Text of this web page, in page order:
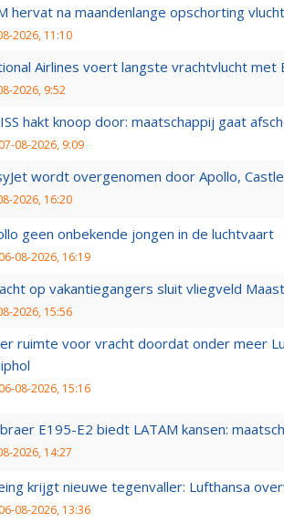
hervat na maandenlange opschorting
2026, 11:10
Airlines voert langste vrachtvlucht met
2026, 9:52
hakt knoop door: maatschappij gaat
07-08-2026, 9:09
wordt overgenomen door Apollo,
2026, 16:20
geen onbekende jongen in de luchtvaart
06-08-2026, 16:19
op vakantiegangers sluit vliegveld
2026, 15:56
ruimte voor vracht doordat onder meer
06-08-2026, 15:16
E195-E2 biedt LATAM kansen:
2026, 14:27
krijgt nieuwe tegenvaller: Lufthansa
06-08-2026, 13:36